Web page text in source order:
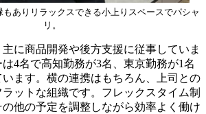
ありリラックスできる小上りスペースでパシャ
リ。
に商品開発や後方支援に従事していま
4名で高知勤務が3名、東京勤務が1名
ます。横の連携はもちろん、上司との
ットな組織です。フレックスタイム制
他の予定を調整しながら効率よく働け